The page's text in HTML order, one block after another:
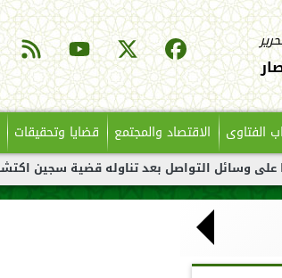
الفتاوى الاقتصاد والمجتمع قضايا وتحقيقات
بعد تناوله قضية سجين اكتشف علاجا مهما